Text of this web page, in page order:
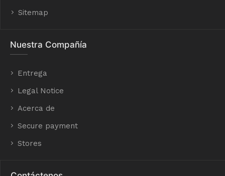
Sitemap
Nuestra Compañía
Entrega
Legal Notice
Acerca de
Secure payment
Stores